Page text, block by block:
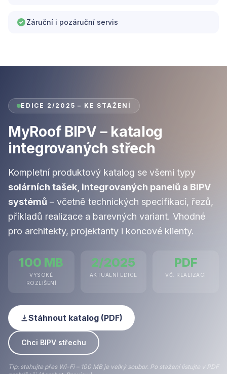
Záruční i pozáruční servis
EDICE 2/2025 – KE STAŽENÍ
MyRoof BIPV – katalog
integrovaných střech
Kompletní produktový katalog se všemi typy
solárních tašek, integrovaných panelů a BIPV
systémů – včetně technických specifikací, řezů,
příkladů realizace a barevných variant. Vhodné
pro architekty, projektanty i koncové klienty.
100 MB
VYSOKÉ
ROZLIŠENÍ
2/2025
AKTUÁLNÍ EDICE
PDF
VČ. REALIZACÍ
Stáhnout katalog (PDF)
Chci BIPV střechu
Tip: stahujte přes Wi-Fi – 100 MB je velký soubor. Po stažení listujte v PDF